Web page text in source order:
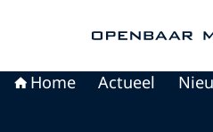
Home Actueel